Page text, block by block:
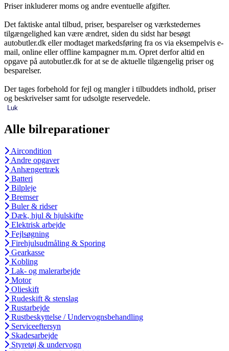
Priser inkluderer moms og andre eventuelle afgifter.
Det faktiske antal tilbud, priser, besparelser og værkstedernes
tilgængelighed kan være ændret, siden du sidst har besøgt
autobutler.dk eller modtaget markedsføring fra os via eksempelvis e-
mail, online eller offline kampagner m.m. Opret derfor altid en
opgave på autobutler.dk for at se de aktuelle tilgængelig priser og
besparelser.
Der tages forbehold for fejl og mangler i tilbuddets indhold, priser
og beskrivelser samt for udsolgte reservedele.
Luk
Alle bilreparationer
Aircondition
Andre opgaver
Anhængertræk
Batteri
Bilpleje
Bremser
Buler & ridser
Dæk, hjul & hjulskifte
Elektrisk arbejde
Fejlsøgning
Firehjulsudmåling & Sporing
Gearkasse
Kobling
Lak- og malerarbejde
Motor
Olieskift
Rudeskift & stenslag
Rustarbejde
Rustbeskyttelse / Undervognsbehandling
Serviceeftersyn
Skadesarbejde
Styretøj & undervogn